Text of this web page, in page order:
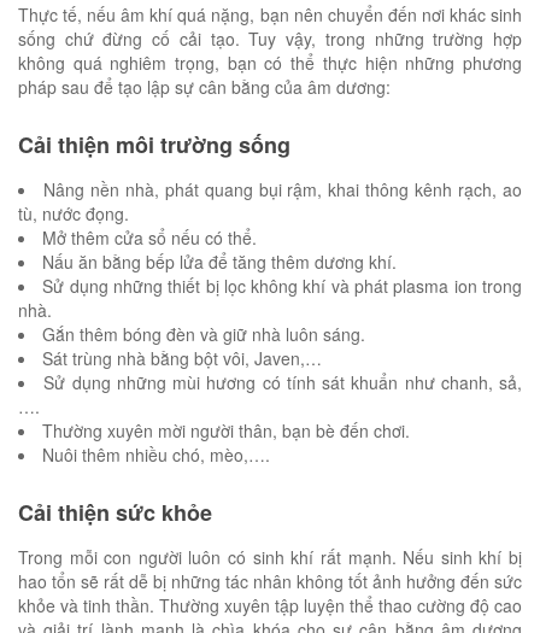
Thực tế, nếu âm khí quá nặng, bạn nên chuyển đến nơi khác sinh
sống chứ đừng cố cải tạo. Tuy vậy, trong những trường hợp
không quá nghiêm trọng, bạn có thể thực hiện những phương
pháp sau để tạo lập sự cân bằng của âm dương:
Cải thiện môi trường sống
Nâng nền nhà, phát quang bụi rậm, khai thông kênh rạch, ao
tù, nước đọng.
Mở thêm cửa sổ nếu có thể.
Nấu ăn bằng bếp lửa để tăng thêm dương khí.
Sử dụng những thiết bị lọc không khí và phát plasma ion trong
nhà.
Gắn thêm bóng đèn và giữ nhà luôn sáng.
Sát trùng nhà bằng bột vôi, Javen,…
Sử dụng những mùi hương có tính sát khuẩn như chanh, sả,
….
Thường xuyên mời người thân, bạn bè đến chơi.
Nuôi thêm nhiều chó, mèo,….
Cải thiện sức khỏe
Trong mỗi con người luôn có sinh khí rất mạnh. Nếu sinh khí bị
hao tổn sẽ rất dễ bị những tác nhân không tốt ảnh hưởng đến sức
khỏe và tinh thần. Thường xuyên tập luyện thể thao cường độ cao